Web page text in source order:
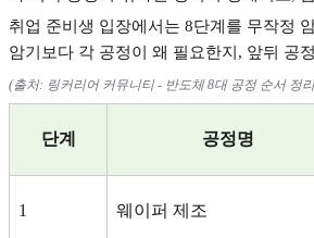
취업 준비생 입장에서는 8단계를 무작정
암기보다 각 공정이 왜 필요한지 , 앞뒤 공
(출처: 링커리어 커뮤니티- 반도체8대 공정 순서 정
단계 공정명
1 웨이퍼 제조